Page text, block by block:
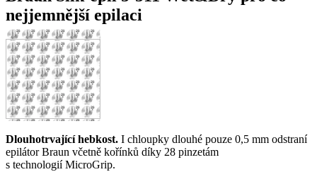
nejjemnější epilaci
Dlouhotrvající hebkost. I chloupky dlouhé pouze 0,5 mm odstraní
epilátor Braun včetně kořínků díky 28 pinzetám
s technologií MicroGrip.